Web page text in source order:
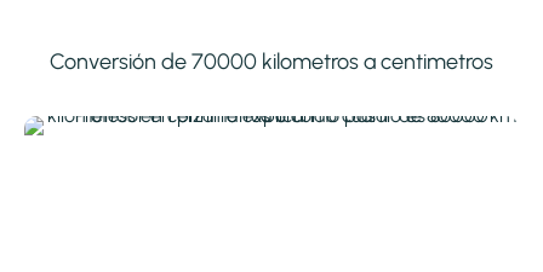
Conversión de 70000 kilometros a centimetros